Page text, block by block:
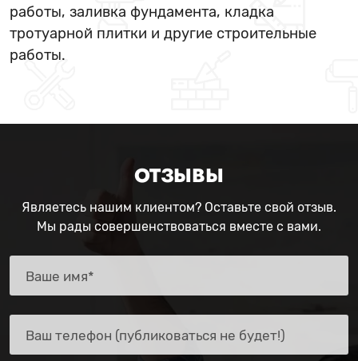
работы, заливка фундамента, кладка
тротуарной плитки и другие строительные
работы.
ОТЗЫВЫ
Являетесь нашим клиентом? Оставьте свой отзыв.
Мы рады совершенствоваться вместе с вами.